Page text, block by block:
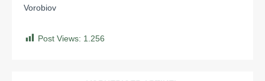
Vorobiov
Post Views: 1.256